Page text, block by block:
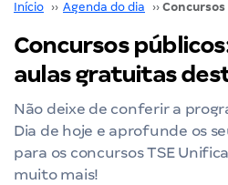
Início ›› Agenda do dia ››
Concursos
aulas gratuitas
Não deixe de conferir a
Dia de hoje e aprofunde os
para os concursos TSE
muito mais!